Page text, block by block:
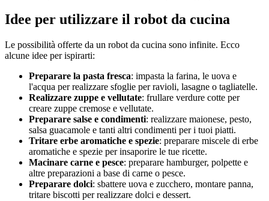
Idee per utilizzare il robot da cucina
Le possibilità offerte da un robot da cucina sono infinite. Ecco
alcune idee per ispirarti:
Preparare la pasta fresca: impasta la farina, le uova e
l'acqua per realizzare sfoglie per ravioli, lasagne o tagliatelle.
Realizzare zuppe e vellutate: frullare verdure cotte per
creare zuppe cremose e vellutate.
Preparare salse e condimenti: realizzare maionese, pesto,
salsa guacamole e tanti altri condimenti per i tuoi piatti.
Tritare erbe aromatiche e spezie: preparare miscele di erbe
aromatiche e spezie per insaporire le tue ricette.
Macinare carne e pesce: preparare hamburger, polpette e
altre preparazioni a base di carne o pesce.
Preparare dolci: sbattere uova e zucchero, montare panna,
tritare biscotti per realizzare dolci e dessert.